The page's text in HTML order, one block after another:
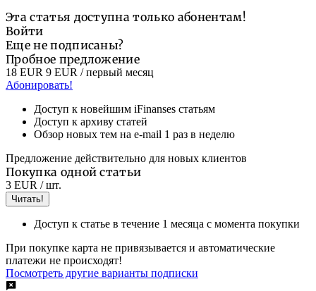
Эта статья доступна только абонентам!
Войти
Еще не подписаны?
Пробное предложение
18 EUR 9 EUR / первый месяц
Абонировать!
Доступ к новейшим iFinanses статьям
Доступ к архиву статей
Обзор новых тем на e-mail 1 раз в неделю
Предложение действительно для новых клиентов
Покупка одной статьи
3 EUR / шт.
Читать!
Доступ к статье в течение 1 месяца с момента покупки
При покупке карта не привязывается и автоматические
платежи не происходят!
Посмотреть другие варианты подписки